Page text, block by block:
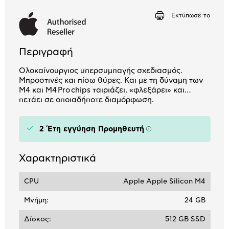
Αριθμός δόσεων
Εκτύπωσέ το
Περιγραφή
Ολοκαίνουργιος υπερσυμπαγής σχεδιασμός.
Μπροστινές και πίσω θύρες. Και με τη δύναμη των
M4 και M4 Pro chips ταιριάζει, «φλεξάρει» και…
πετάει σε οποιαδήποτε διαμόρφωση.
2 Έτη εγγύηση Προμηθευτή Πληροφορίες
Χαρακτηριστικά
CPU Apple Apple Silicon M4
Μνήμη: 24 GB
Δίσκος: 512 GB SSD